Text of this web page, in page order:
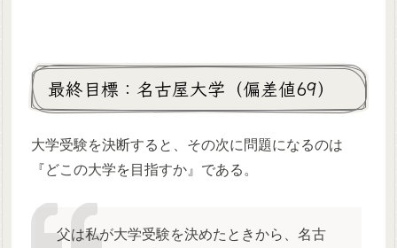
最終目標：名古屋大学（偏差値69）
大学受験を決断すると、その次に問題になるのは
『どこの大学を目指すか』である。
父は私が大学受験を決めたときから、名古